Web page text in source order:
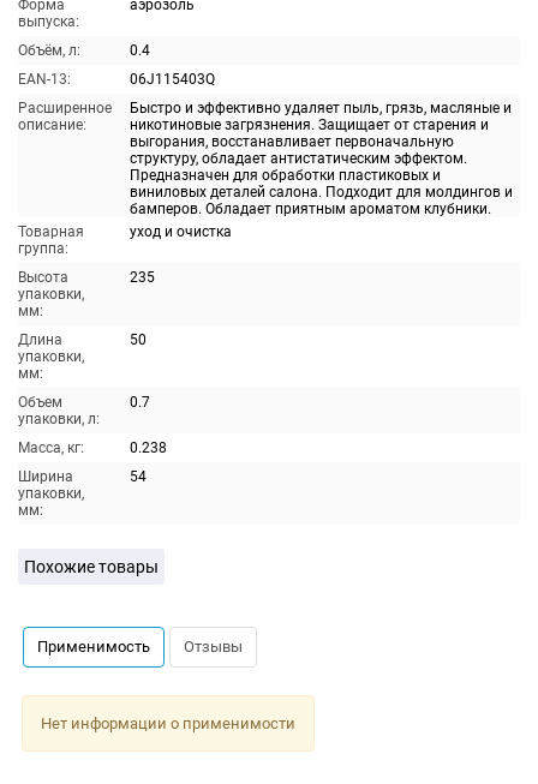
Форма
выпуска:
аэрозоль
Объём, л:
0.4
EAN-13:
06J115403Q
Расширенное
описание:
Быстро и эффективно удаляет пыль, грязь, масляные и
никотиновые загрязнения. Защищает от старения и
выгорания, восстанавливает первоначальную
структуру, обладает антистатическим эффектом.
Предназначен для обработки пластиковых и
виниловых деталей салона. Подходит для молдингов и
бамперов. Обладает приятным ароматом клубники.
Товарная
группа:
уход и очистка
Высота
упаковки,
мм:
235
Длина
упаковки,
мм:
50
Объем
упаковки, л:
0.7
Масса, кг:
0.238
Ширина
упаковки,
мм:
54
Похожие товары
Применимость Отзывы
Нет информации о применимости